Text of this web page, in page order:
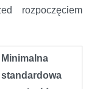
rozpoczęciem
Minimalna
standardowa